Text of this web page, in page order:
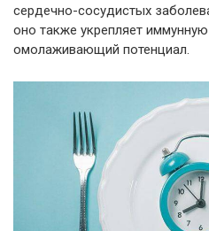
сердечно-сосудистых
оно также укрепляет
омолаживающий потенциал.